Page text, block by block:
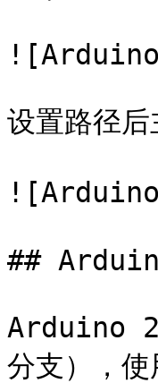
设置路径后
##
Arduino
分支），